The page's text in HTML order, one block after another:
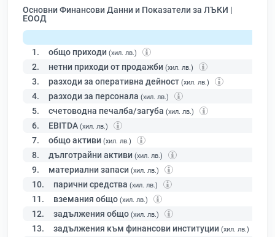
Основни Финансови Данни и Показатели за ЛЪКИ |
ЕООД
1. общо приходи (хил. лв.)
2. нетни приходи от продажби (хил. лв.)
3. разходи за оперативна дейност (хил. лв.)
4. разходи за персонала (хил. лв.)
5. счетоводна печалба/загуба (хил. лв.)
6. EBITDA (хил. лв.)
7. общо активи (хил. лв.)
8. дълготрайни активи (хил. лв.)
9. материални запаси (хил. лв.)
10. парични средства (хил. лв.)
11. вземания общо (хил. лв.)
12. задължения общо (хил. лв.)
13. задължения към финансови институции (хил. лв.)